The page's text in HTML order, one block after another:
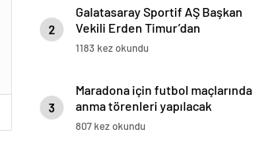
2
Galatasaray Sportif AŞ Başkan
Vekili Erden Timur’dan
Manipülasyon Eleştirisi
1183 kez okundu
3
Maradona için futbol maçlarında
anma törenleri yapılacak
807 kez okundu